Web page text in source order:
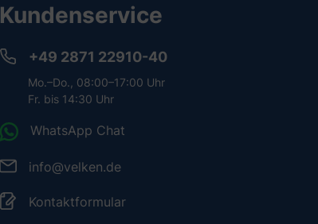
Kundenservice
+49 2871 22910-40
Mo.–Do., 08:00–17:00 Uhr
Fr. bis 14:30 Uhr
WhatsApp Chat
info@velken.de
Kontaktformular